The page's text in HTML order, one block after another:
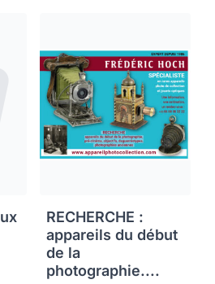
RECHERCHE :
appareils du début
de la
photographie....